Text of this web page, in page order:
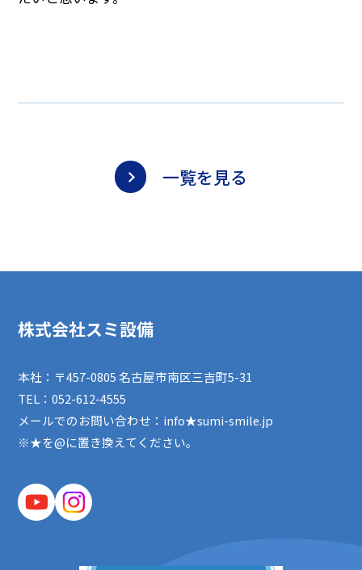
一覧を見る
株式会社スミ設備
本社：〒457-0805 名古屋市南区三吉町5-31
TEL：052-612-4555
メールでのお問い合わせ：info★sumi-smile.jp
※★を@に置き換えてください。